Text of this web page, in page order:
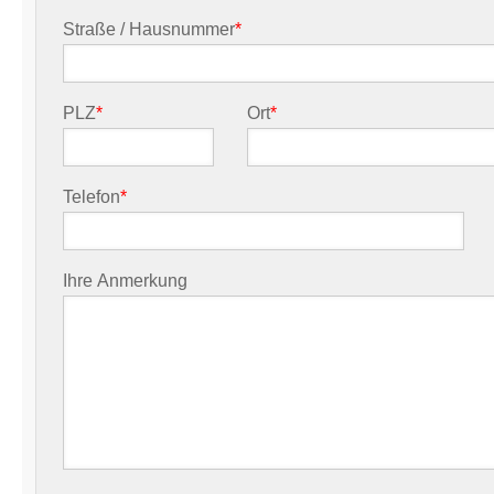
Straße / Hausnummer*
PLZ* Ort*
Telefon*
Ihre Anmerkung